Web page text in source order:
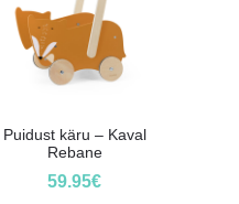
Puidust käru – Kaval
Rebane
59.95€